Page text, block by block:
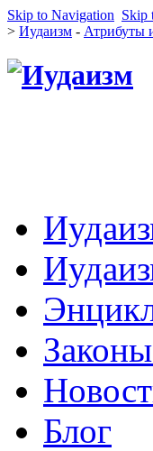
Skip to Navigation Skip
> Иудаизм - Атрибуты
Блог